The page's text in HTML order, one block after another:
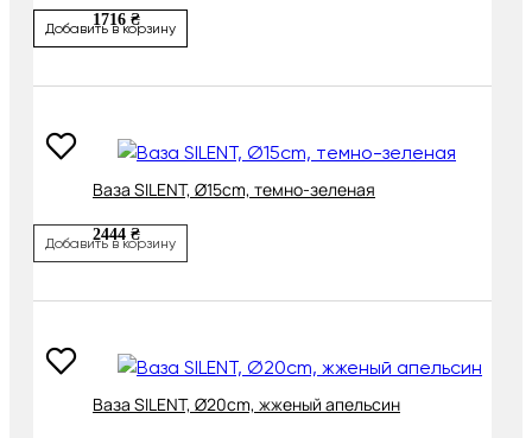
1716 ₴
Добавить в корзину
Ваза SILENT, Ø15cm, темно-зеленая
2444 ₴
Добавить в корзину
Ваза SILENT, Ø20cm, жженый апельсин